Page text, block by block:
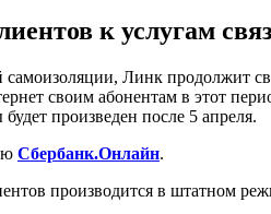
к услугам
самоизоляции, Линк продолжит
своим абонентам в этот
произведен после 5 апреля.
Сбербанк.Онлайн.
производится в штатном